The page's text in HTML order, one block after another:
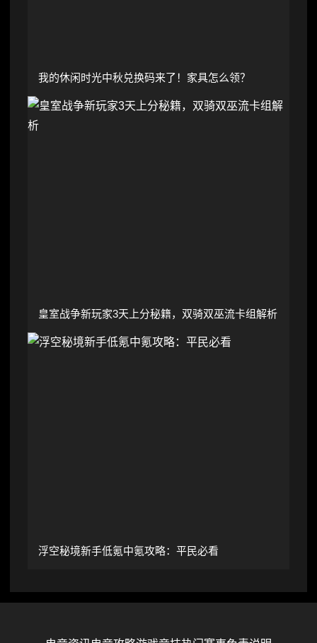
我的休闲时光中秋兑换码来了！家具怎么领？
皇室战争新玩家3天上分秘籍，双骑双巫流卡组解析
浮空秘境新手低氪中氪攻略：平民必看